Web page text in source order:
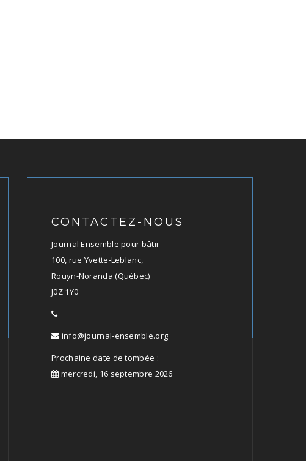
CONTACTEZ-NOUS
Journal Ensemble pour bâtir
100, rue Yvette-Leblanc,
Rouyn-Noranda (Québec)
J0Z 1Y0
info@journal-ensemble.org
Prochaine date de tombée :
mercredi, 16 septembre 2026